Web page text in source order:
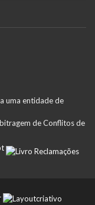
uma entidade de
de Conflitos de